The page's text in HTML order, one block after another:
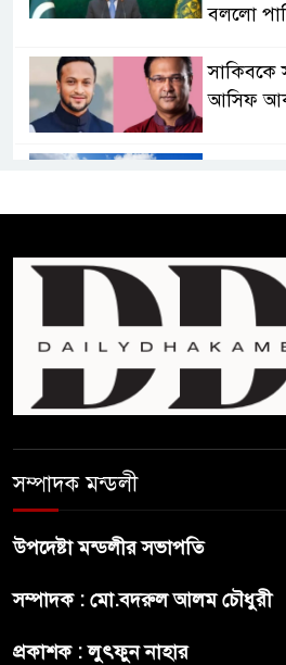
বললো
সাকিবকে
আসিফ
প্রথম
হবে ভর্তি
কাউকে
জনগনের
জামাতের
বন্ধুত্ব :
সম্পাদক মন্ডলী
উপদেষ্টা মন্ডলীর সভাপতি
সম্পাদক : মো.বদরুল আলম চৌধুরী
প্রকাশক : লুৎফুন নাহার